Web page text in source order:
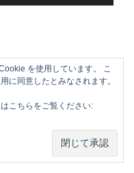
を使用しています。 こ
に同意したとみなされます。
こちらをご覧ください: